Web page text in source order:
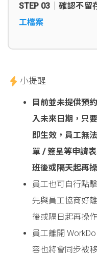
STEP 03｜確認不留
工檔案
小提醒
目前並未提供預
入未來日期，只
即生效，員工無
單 / 簽呈等申請
班後或隔天起再
員工也可自行點
先與員工協商好
後或隔日起再操作
員工離開
容也將會同步被